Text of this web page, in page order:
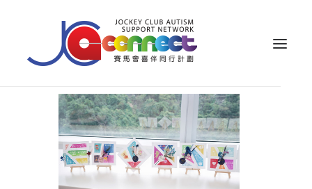
關於我們
照顧者支援
公眾教育